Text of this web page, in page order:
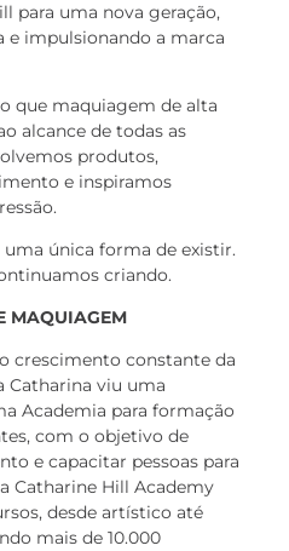
para uma nova geração,
e impulsionando a marca
que maquiagem de alta
alcance de todas as
produtos,
e inspiramos
única forma de existir.
criando.
MAQUIAGEM
crescimento constante da
Catharina viu uma
Academia para formação
com o objetivo de
e capacitar pessoas para
Catharine Hill Academy
desde artístico até
mais de 10.000